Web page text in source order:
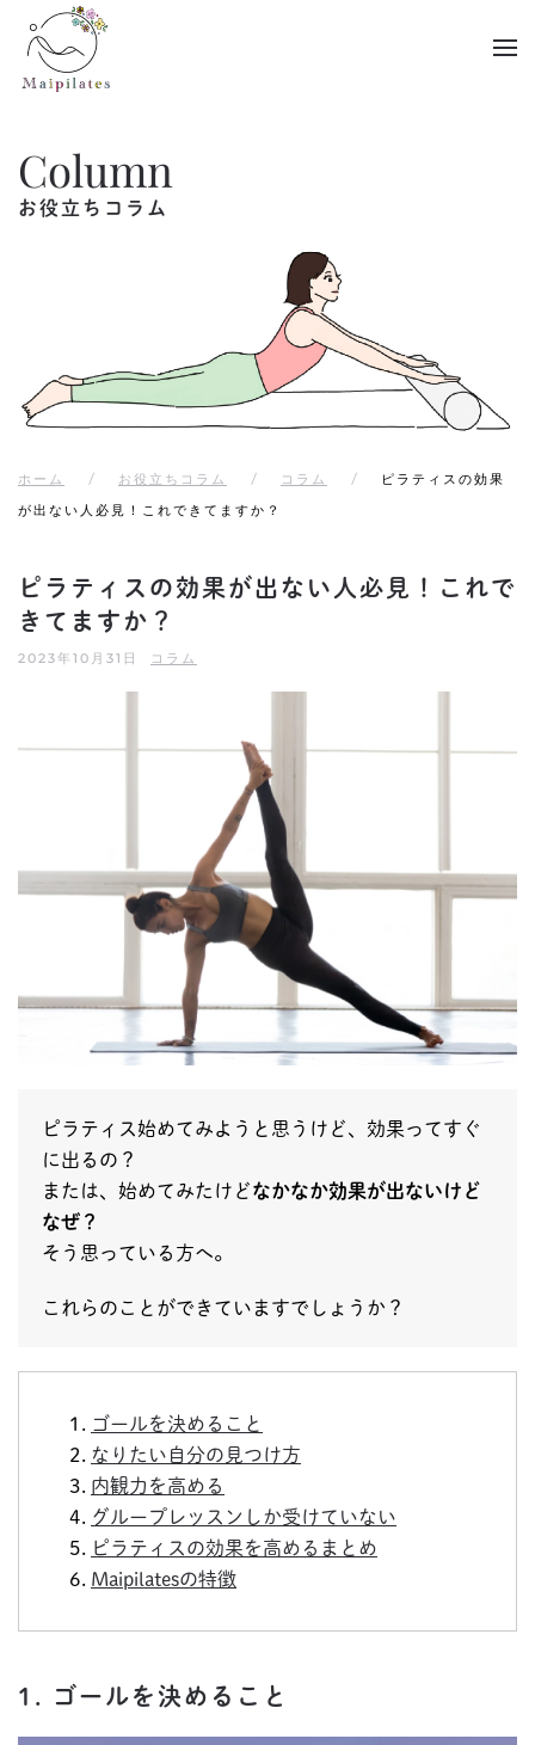
Skip to main content
Column
お役立ちコラム
ホーム お役立ちコラム コラム
ピラティスの効果
が出ない人必見！これできてますか？
ピラティスの効果が出ない人必見！これで
きてますか？
2023年10月31日 コラム
ピラティス始めてみようと思うけど、効果ってすぐ
に出るの？
または、始めてみたけどなかなか効果が出ないけど
なぜ？
そう思っている方へ。
これらのことができていますでしょうか？
ゴールを決めること
なりたい自分の見つけ方
内観力を高める
グループレッスンしか受けていない
ピラティスの効果を高めるまとめ
Maipilatesの特徴
1. ゴールを決めること